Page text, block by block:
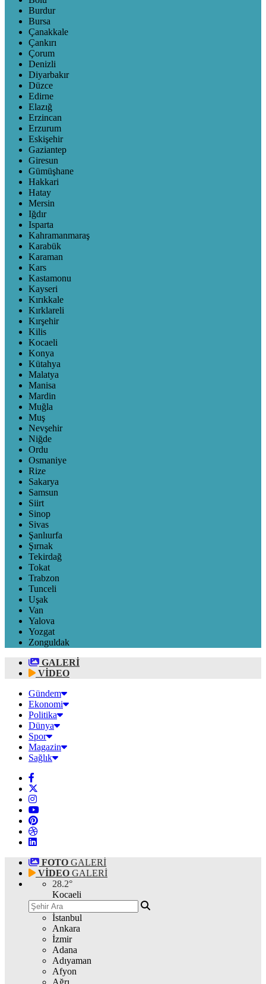
Burdur
Bursa
Çanakkale
Çankırı
Çorum
Denizli
Diyarbakır
Düzce
Edirne
Elazığ
Erzincan
Erzurum
Eskişehir
Gaziantep
Giresun
Gümüşhane
Hakkari
Hatay
Mersin
Iğdır
Isparta
Kahramanmaraş
Karabük
Karaman
Kars
Kastamonu
Kayseri
Kırıkkale
Kırklareli
Kırşehir
Kilis
Kocaeli
Konya
Kütahya
Malatya
Manisa
Mardin
Muğla
Muş
Nevşehir
Niğde
Ordu
Osmaniye
Rize
Sakarya
Samsun
Siirt
Sinop
Sivas
Şanlıurfa
Şırnak
Tekirdağ
Tokat
Trabzon
Tunceli
Uşak
Van
Yalova
Yozgat
Zonguldak
GALERİ
VİDEO
Gündem
Ekonomi
Politika
Dünya
Spor
Magazin
Sağlık
FOTO GALERİ
VİDEO GALERİ
28.2°
Kocaeli
İstanbul
Ankara
İzmir
Adana
Adıyaman
Afyon
Ağrı